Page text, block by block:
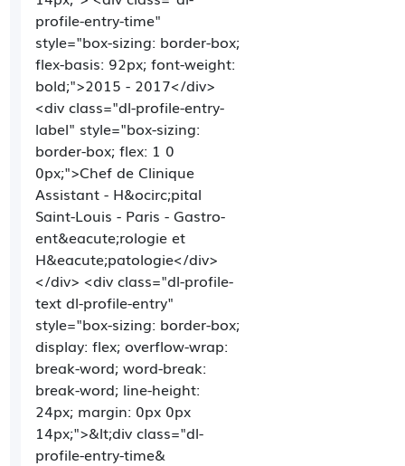
profile-entry-time"
style="box-sizing: border-box;
flex-basis: 92px; font-weight:
bold;">2015 - 2017</div>
<div class="dl-profile-entry-
label" style="box-sizing:
border-box; flex: 1 0
0px;">Chef de Clinique
Assistant - H&ocirc;pital
Saint-Louis - Paris - Gastro-
ent&eacute;rologie et
H&eacute;patologie</div>
</div> <div class="dl-profile-
text dl-profile-entry"
style="box-sizing: border-box;
display: flex; overflow-wrap:
break-word; word-break:
break-word; line-height:
24px; margin: 0px 0px
14px;">&lt;div class="dl-
profile-entry-time&